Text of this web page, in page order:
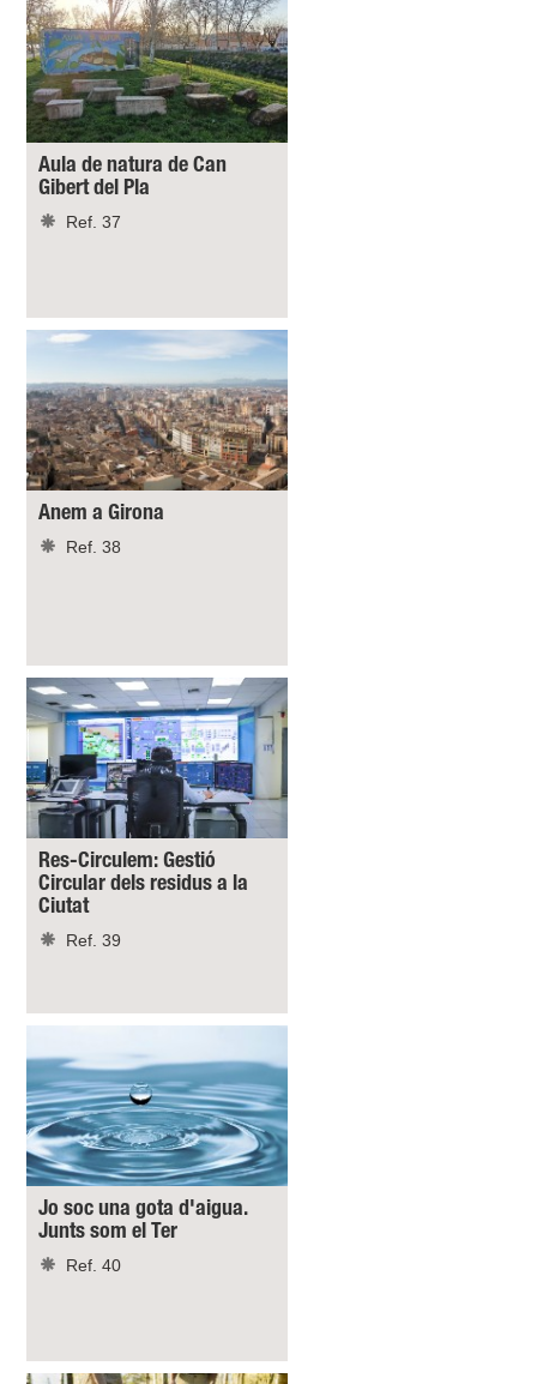
Aula de natura de Can
Gibert del Pla
Ref. 37
Anem a Girona
Ref. 38
Res-Circulem: Gestió
Circular dels residus a la
Ciutat
Ref. 39
Jo soc una gota d'aigua.
Junts som el Ter
Ref. 40